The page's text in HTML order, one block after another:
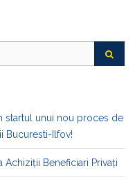
startul unui nou proces de
Bucuresti-Ilfov!
Beneficiari Privați